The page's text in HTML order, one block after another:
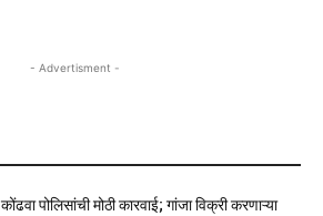
- Advertisment -
कोंढवा पोलिसांची मोठी कारवाई; गांजा विक्री करणाऱ्या